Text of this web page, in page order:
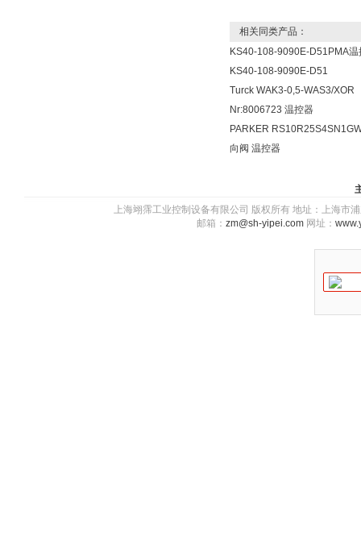
相关同类产品：
KS40-108-9090E-D51PMA温
KS40-108-9090E-D51
Turck WAK3-0,5-WAS3/XOR
Nr:8006723 温控器
PARKER
向阀 温控器
上海翊霈工业控制设备有限公司 版权所有 地址：上海
邮箱： zm@sh-yipei.com 网址：